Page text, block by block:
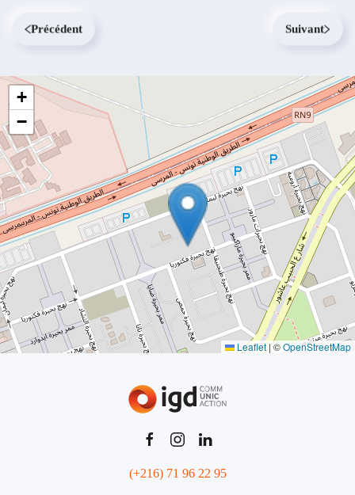
Précédent Suivant
+
−
Leaflet |©OpenStreetMap
(+216) 71 96 22 95